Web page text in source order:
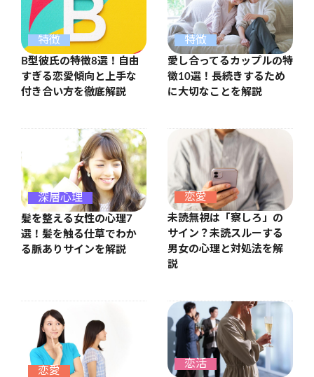
特徴
B型彼氏の特徴8選！自由
すぎる恋愛傾向と上手な
付き合い方を徹底解説
特徴
愛し合ってるカップルの特
徴10選！長続きするため
に大切なことを解説
深層心理
髪を整える女性の心理7
選！髪を触る仕草でわか
る脈ありサインを解説
恋愛
未読無視は「察しろ」の
サイン？未読スルーする
男女の心理と対処法を解
説
恋愛
恋活